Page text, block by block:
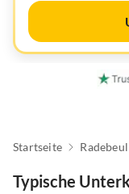
Startseite Radebeul
Typische